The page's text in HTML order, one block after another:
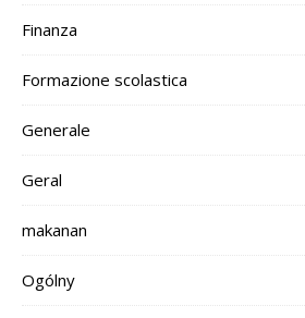
Finanza
Formazione scolastica
Generale
Geral
makanan
Ogólny